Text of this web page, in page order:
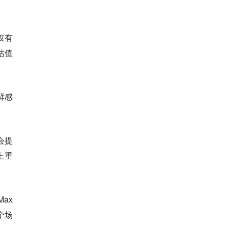
有
值
感
提
重
场